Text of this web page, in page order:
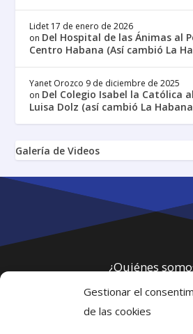
Gestionar el
de las cookies
Lidet 17 de enero de 2026
on Del Hospital de las Ánimas al
Centro Habana (Así cambió La
Yanet Orozco 9 de diciembre de 2025
on Del Colegio Isabel la Católica
Luisa Dolz (así cambió La
Galería de Videos
¿Quiénes
Política de